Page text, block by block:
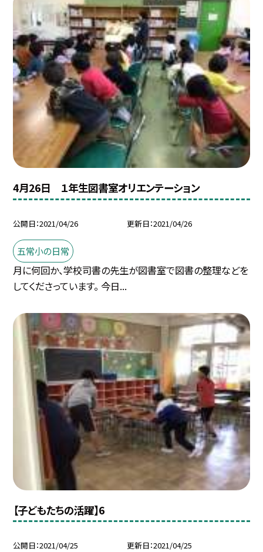
4月26日 １年生図書室オリエンテーション
公開日 2021/04/26 更新日 2021/04/26
五常小の日常
月に何回か、学校司書の先生が図書室で図書の整理などを
してくださっています。 今日...
【子どもたちの活躍】6
公開日 2021/04/25 更新日 2021/04/25